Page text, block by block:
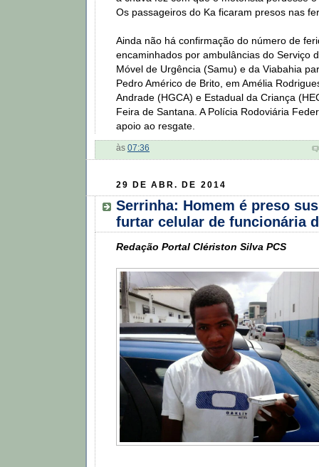
Os passageiros do Ka ficaram presos nas
Ainda não há confirmação do número de
encaminhados por ambulâncias do Serviço
Móvel de Urgência (Samu) e da Viabahia
Pedro Américo de Brito, em Amélia
Andrade (HGCA) e Estadual da Criança
Feira de Santana. A Polícia Rodoviária
apoio ao resgate.
às 07:36
29 DE ABR. DE 2014
Serrinha: Homem é preso
furtar celular de funcionária
Redação Portal Clériston Silva PCS